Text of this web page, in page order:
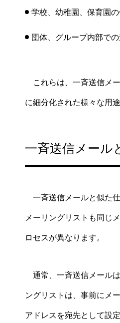
学校、幼稚園、保育園
団体、グループ内部で
これらは、一斉送信メ
に細分化された様々な用
一斉送信メール
一斉送信メールと似た
メーリングリストも同じ
ロセスが異なります。
通常、一斉送信メール
ングリストは、事前にメ
アドレスを宛先として設定